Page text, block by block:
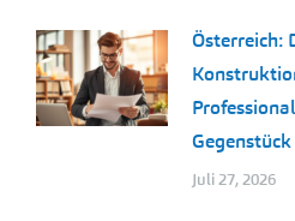
Österreich:
Gegenstück
Juli 27, 2026